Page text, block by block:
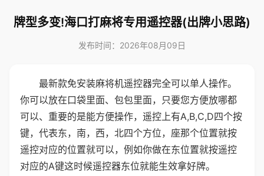
牌型多变!海口打麻将专用遥控器(出牌小思路)
发布时间：2026年08月09日
最新款免安装麻将机遥控器完全可以单人操作。
你可以放在口袋里面、包包里面，只要您方便放哪都
可以、重要的是能方便操作，遥控上有A,B,C,D四个按
键，代表东，南，西，北四个方位，座那个位置就按
遥控对应的位置就可以，例如你做在东位置就按遥控
对应的A键这时候遥控器东位就能生效拿好牌。